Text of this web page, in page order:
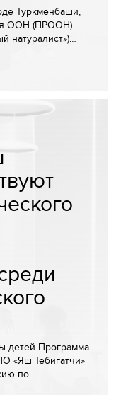
Туркменбаши,
ООН (ПРООН)
натуралист»)…
детей Программа
«Яш Тебигатчи»
по